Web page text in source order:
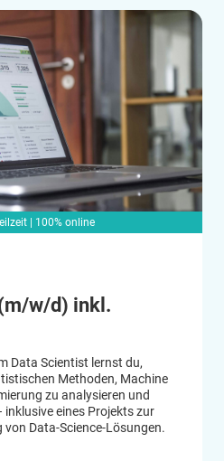
| 100% online
w/d) inkl.
Data Scientist lernst du,
Methoden, Machine
zu analysieren und
inklusive eines Projekts zur
Data-Science-Lösungen.